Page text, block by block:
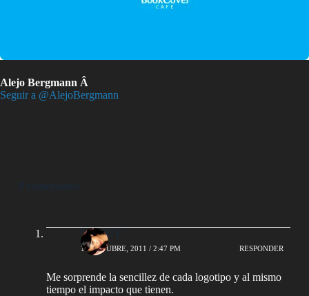
Alejo Bergmann Â
Seguir a @AlejoBergmann
8 comentarios
YUYUY
12 OCTUBRE, 2011 / 2:47 PM RESPONDER
Me sorprende la sencillez de cada logotipo y al mismo
tiempo el impacto que tienen.